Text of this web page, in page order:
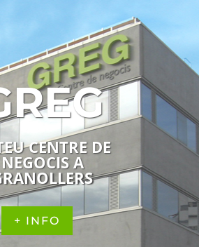
CENTRE DE
NEGOCIS A
+ INFO